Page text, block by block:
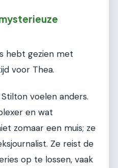
hebt gezien met
voor Thea.
voelen anders.
en wat
zomaar een muis; ze
Ze reist de
op te lossen, vaak